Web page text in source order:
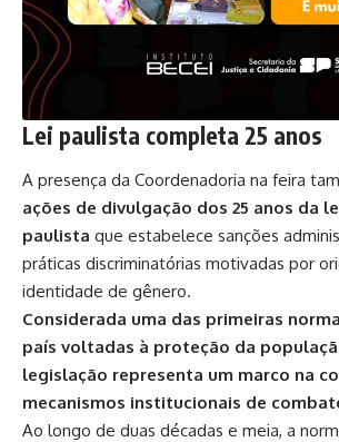
Lei paulista completa 25 anos
A presença da Coordenadoria na feira
ações de divulgação dos 25 anos da
paulista que estabelece sanções
práticas discriminatórias motivadas por
identidade de gênero.
Considerada uma das primeiras
país voltadas à proteção da
legislação representa um marco na
mecanismos institucionais de
Ao longo de duas décadas e meia, a